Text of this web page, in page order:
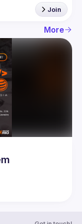
Join
More